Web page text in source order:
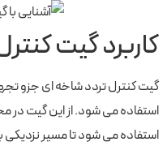
کاربرد گیت
گیت کنترل تردد شاخه ای جزو
استفاده می شود. از این گیت در
استفاده می شود تا مسیر نزدیکی